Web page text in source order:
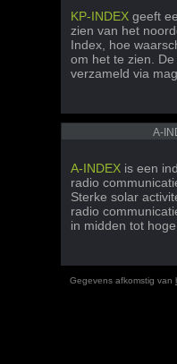
KP-INDEX geeft
zien van het
Index, hoe
om het te zien.
verzameld via
A-
A-INDEX is een
radio
Sterke solar
radio
in midden tot
Gegevens afkomstig van